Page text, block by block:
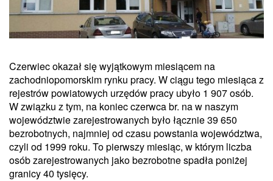
Czerwiec okazał się wyjątkowym miesiącem na
zachodniopomorskim rynku pracy. W ciągu tego miesiąca z
rejestrów powiatowych urzędów pracy ubyło 1 907 osób.
W związku z tym, na koniec czerwca br. na w naszym
województwie zarejestrowanych było łącznie 39 650
bezrobotnych, najmniej od czasu powstania województwa,
czyli od 1999 roku. To pierwszy miesiąc, w którym liczba
osób zarejestrowanych jako bezrobotne spadła poniżej
granicy 40 tysięcy.